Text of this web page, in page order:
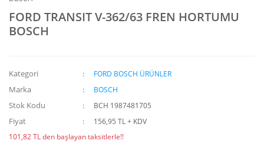
FORD TRANSIT V-362/63 FREN HORTUMU
BOSCH
Kategori FORD BOSCH ÜRÜNLER
Marka BOSCH
Stok Kodu BCH 1987481705
Fiyat
156,95 TL + KDV
101,82 TL den başlayan taksitlerle!!